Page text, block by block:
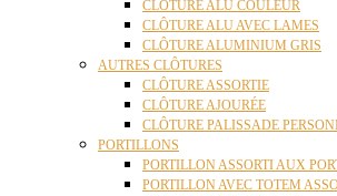
CLÔTURE ALU COULEUR
CLÔTURE ALU AVEC LAMES
CLÔTURE ALUMINIUM GRIS
AUTRES CLÔTURES
CLÔTURE ASSORTIE
CLÔTURE AJOURÉE
CLÔTURE PALISSADE
PORTILLONS
PORTILLON ASSORTI AUX
PORTILLON AVEC TOTEM